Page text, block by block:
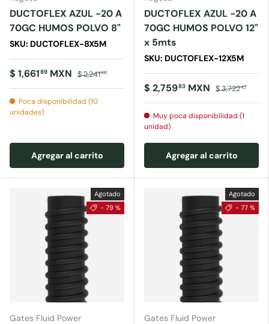
DUCTOFLEX AZUL -20 A
70GC HUMOS POLVO 8"
SKU: DUCTOFLEX-8X5M
$ 1,66189 MXN $ 2,24154
Poca disponibilidad (10
unidades)
Agregar al carrito
DUCTOFLEX AZUL -20 A
70GC HUMOS POLVO 12"
x 5mts
SKU: DUCTOFLEX-12X5M
$ 2,75983 MXN $ 3,72242
Muy poca disponibilidad (1
unidad)
Agregar al carrito
Agotado
- 79 %
Gates Fluid Power
Agotado
- 77 %
Gates Fluid Power